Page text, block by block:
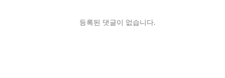
등록된 댓글이 없습니다.